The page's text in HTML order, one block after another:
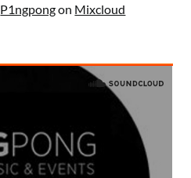
P1ngpongon Mixcloud